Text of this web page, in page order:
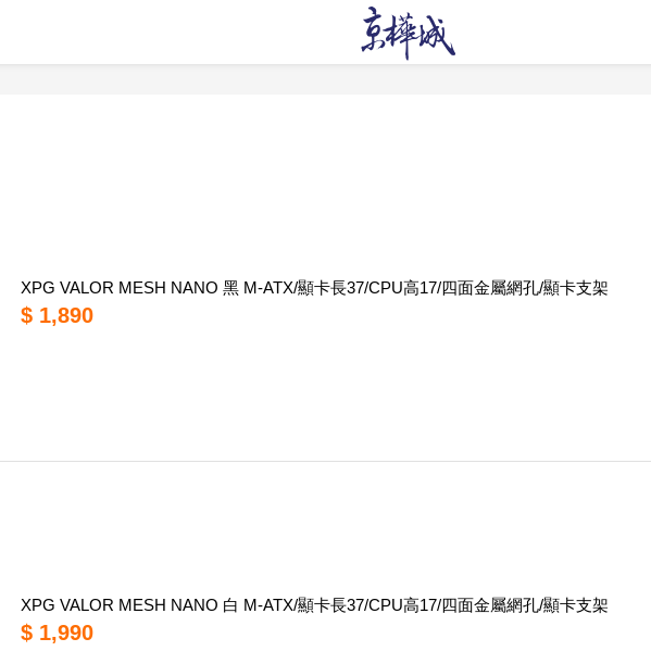
XPG VALOR MESH NANO 黑 M-ATX/顯卡長37/CPU高17/四面金屬網孔/顯卡支架
$ 1,890
XPG VALOR MESH NANO 白 M-ATX/顯卡長37/CPU高17/四面金屬網孔/顯卡支架
$ 1,990